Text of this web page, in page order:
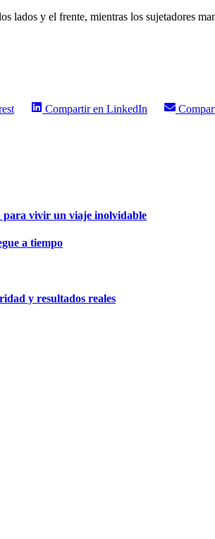
lados y el frente, mientras los sujetadores
Compartir en LinkedIn
para vivir un viaje inolvidable
a tiempo
y resultados reales